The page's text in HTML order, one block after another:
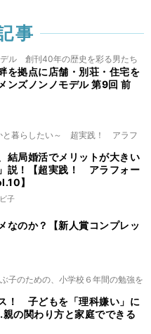
事
ル 創刊40年の歴史を彩る男たち
拠点に店舗・別荘・住宅を
ンズノンノモデル 第9回 前
と暮らしたい～ 超実践！ アラフ
結局婚活でメリットが大きい
説！【超実践！ アラフォー
】
子
なのか？【新人賞コンプレッ
子のための、小学校６年間の勉強を
！ 子どもを「理科嫌い」に
の関わり方と家庭でできる